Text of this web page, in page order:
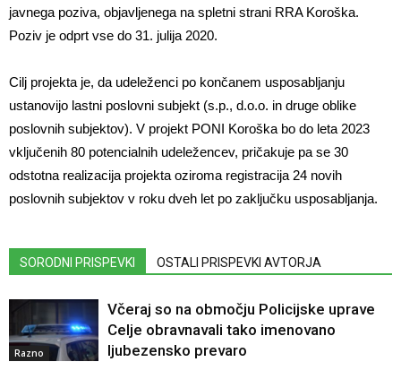
javnega poziva, objavljenega na spletni strani RRA Koroška.
Poziv je odprt vse do 31. julija 2020.
Cilj projekta je, da udeleženci po končanem usposabljanju
ustanovijo lastni poslovni subjekt (s.p., d.o.o. in druge oblike
poslovnih subjektov). V projekt PONI Koroška bo do leta 2023
vključenih 80 potencialnih udeležencev, pričakuje pa se 30
odstotna realizacija projekta oziroma registracija 24 novih
poslovnih subjektov v roku dveh let po zaključku usposabljanja.
SORODNI PRISPEVKI OSTALI PRISPEVKI AVTORJA
Razno
Včeraj so na območju Policijske uprave
Celje obravnavali tako imenovano
ljubezensko prevaro